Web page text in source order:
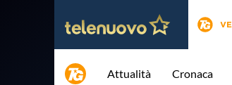
Attualità Cronaca